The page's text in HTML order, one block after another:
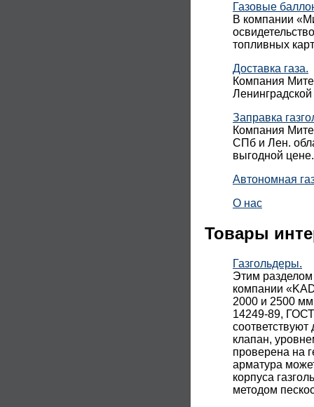
Газовые
В компании
топливных
Доставка газа.
Компания
Ленинградской
Заправка
Компания
СПб и Лен.
выгодной цене.
Автономная
О нас
Товары
Газгольдеры.
Этим
компании
2000 и 2500
14249-89,
клапан,
проверена на
арматура
корпуса
методом